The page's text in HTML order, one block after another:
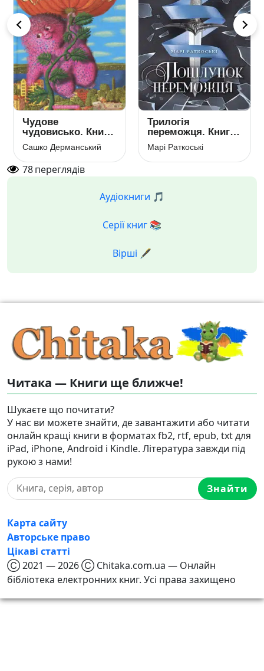
Чудове
чудовисько. Книга
1
Сашко Дерманський
Трилогія
переможця. Книга
3. Поцілунок
переможця
Марі Раткоські
78переглядів
Аудіокниги 🎵
Серії книг 📚
Вірші 🖋️
Читака — Книги ще ближче!
Шукаєте що почитати?
У нас ви можете знайти, де завантажити або читати
онлайн кращі книги в форматах fb2, rtf, epub, txt для
iPad, iPhone, Android і Kindle. Література завжди під
рукою з нами!
Знайти
Карта сайту
Авторське право
Цікаві статті
Ⓒ 2021 — 2026 Ⓒ Chitaka.com.ua — Онлайн
бібліотека електронних книг. Усі права захищено